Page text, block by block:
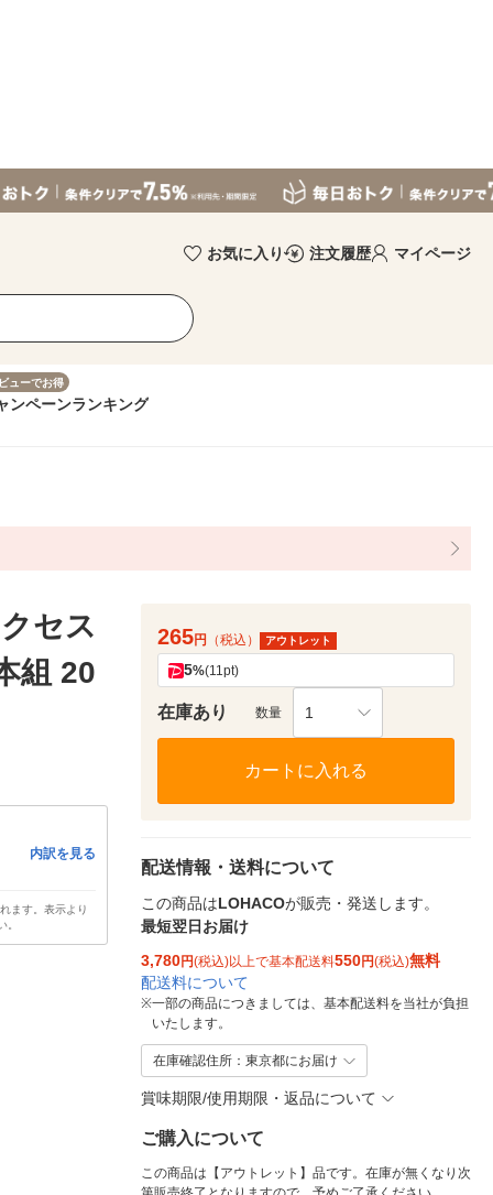
お気に入り 注文履歴 マイページ
ューでお得
ンペーンランキング
セス
組 20
内訳を見る
ます。表示より
。
265円 （税込） アウトレット
5%(11pt)
在庫あり 数量 1
カートに入れる
配送情報・送料について
この商品はLOHACOが販売・発送します。
最短翌日お届け
3,780円(税込)以上で基本配送料550円(税込)無料
配送料について
※一部の商品につきましては、基本配送料を当社が負担
いたします。
在庫確認住所：東京都にお届け
賞味期限/使用期限・返品について
ご購入について
この商品は【アウトレット】品です。在庫が無くなり次